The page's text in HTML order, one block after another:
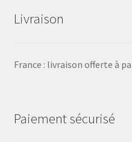
Livraison
France : livraison offerte à
Paiement sécurisé